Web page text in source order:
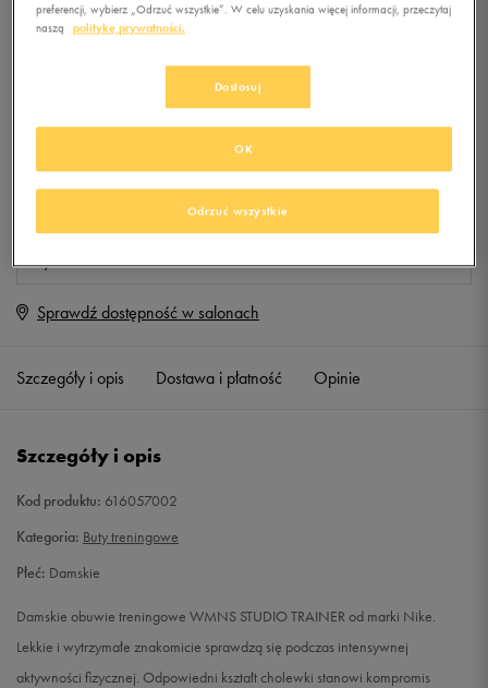
0.0( 0)
59,99 złz Vat
KLUBIE 50 STYLE
Produkt niedostępny
Jeśli artykuł będzie ponownie dostępny, otrzymasz od nas powiadomienie.
Wybierz rozmiar
Rozmiary EU
36,5
38,5 24,5 cm
40 25,5 cm Powiadom o dostępności
Sprawdź dostępność w salonach
Szczegóły i opis Dostawa i płatność Opinie
Szczegóły i opis
Kod produktu: 616057002
Kategoria: Buty treningowe
Płeć: Damskie
Damskie obuwie treningowe WMNS STUDIO TRAINER od marki Nike.
Lekkie i wytrzymałe znakomicie sprawdzą się podczas intensywnej
aktywności fizycznej. Odpowiedni kształt cholewki stanowi kompromis
preferencji, wybierz „Odrzuć wszystkie”. W celu uzyskania więcej informacji, przeczytaj
naszą
politykę prywatności.
Dostosuj
Odrzuć wszystkie
OK